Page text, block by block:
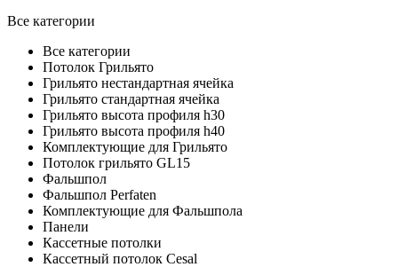
Все категории
Все категории
Потолок Грильято
Грильято нестандартная ячейка
Грильято стандартная ячейка
Грильято высота профиля h30
Грильято высота профиля h40
Комплектующие для Грильято
Потолок грильято GL15
Фальшпол
Фальшпол Perfaten
Комплектующие для Фальшпола
Панели
Кассетные потолки
Кассетный потолок Cesal